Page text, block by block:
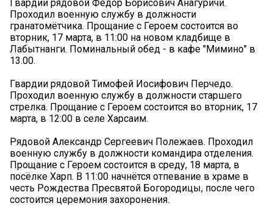
Гвардии рядовой Фёдор Борисович Анагуричи.
Проходил военную службу в должности
гранатомётчика. Прощание с Героем состоится во
вторник, 17 марта, в 11:00 на новом кладбище в
Лабытнанги. Поминальный обед - в кафе "Мимино" в
13.00.
Гвардии рядовой Тимофей Иосифович Перчедо.
Проходил военную службу в должности старшего
стрелка. Прощание с Героем состоится во вторник, 17
марта, в 12:00 в селе Харсаим.
Рядовой Александр Сергеевич Полежаев. Проходил
военную службу в должности командира отделения.
Прощание с Героем состоится в среду, 18 марта, в
посёлке Харп. В 11:00 начнётся отпевание в храме в
честь Рождества Пресвятой Богородицы, после чего
состоится церемония захоронения.